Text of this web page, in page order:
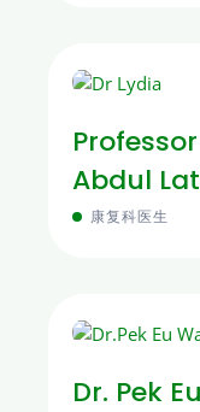
Abdul
康复科医生
Dr. Pek